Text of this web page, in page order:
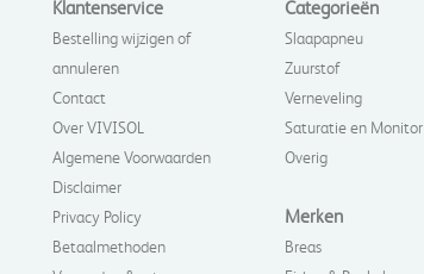
Klantenservice
Bestelling wijzigen of
annuleren
Contact
Over VIVISOL
Algemene Voorwaarden
Disclaimer
Privacy Policy
Betaalmethoden
Categorieën
Slaapapneu
Zuurstof
Verneveling
Saturatie en
Overig
Merken
Breas